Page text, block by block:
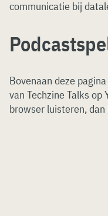
communicatie bij
Bovenaan deze
van Techzine Talks op
browser luisteren,